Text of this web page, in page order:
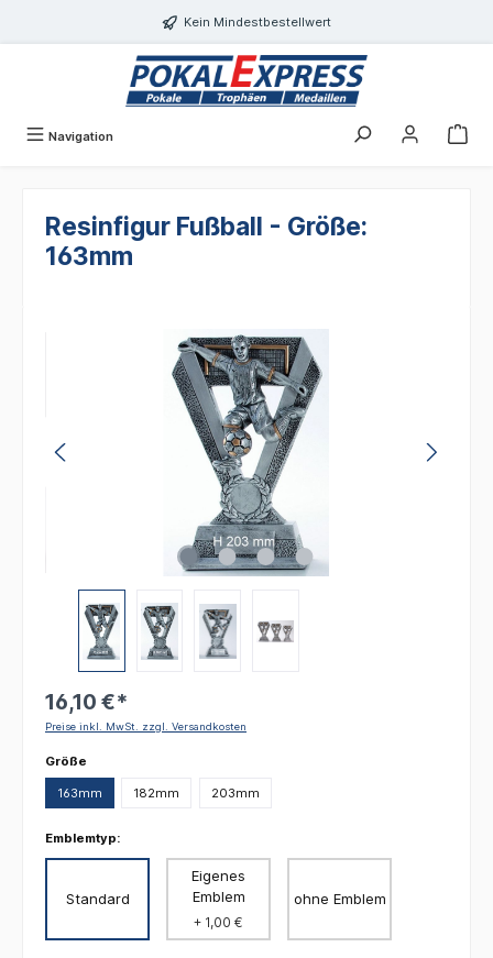
Kein Mindestbestellwert
Navigation
Resinfigur Fußball - Größe:
163mm
Bildergalerie überspringen
16,10 €*
Preise inkl. MwSt. zzgl. Versandkosten
Größe
163mm 182mm 203mm
Emblemtyp:
Standard
Eigenes
Emblem
+ 1,00 €
ohne Emblem